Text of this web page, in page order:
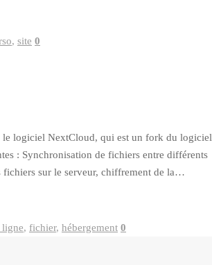
, site 0
le logiciel NextCloud, qui est un fork du logiciel
: Synchronisation de fichiers entre différents
fichiers sur le serveur, chiffrement de la…
ligne, fichier, hébergement 0